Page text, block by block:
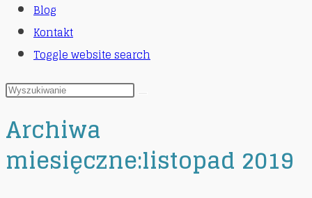
Blog
Kontakt
Toggle website search
Archiwa
miesięczne:listopad 2019